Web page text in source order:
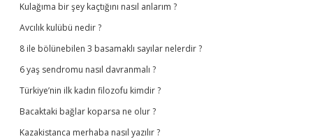
Kulağıma bir şey kaçtığını nasıl anlarım ?
Avcılık kulübü nedir ?
8 ile bölünebilen 3 basamaklı sayılar nelerdir ?
6 yaş sendromu nasıl davranmalı ?
Türkiye’nin ilk kadın filozofu kimdir ?
Bacaktaki bağlar koparsa ne olur ?
Kazakistanca merhaba nasıl yazılır ?